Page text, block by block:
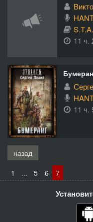
11 ч.
11 ч.
назад
1
... 5 6 7